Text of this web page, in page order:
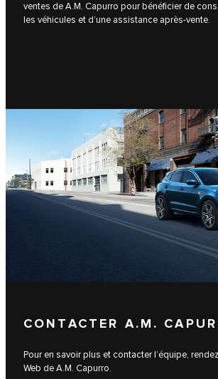
ventes de A.M. Capurro pour bénéficier de
les véhicules et d’une assistance après-vente.
CONTACTER A.M.
Pour en savoir plus et contacter l’équipe,
Web de A.M. Capurro.